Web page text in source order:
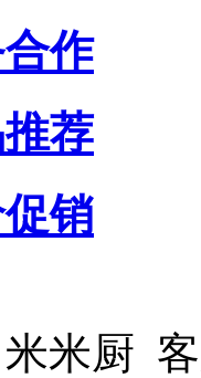
作
荐
销
米米厨 客